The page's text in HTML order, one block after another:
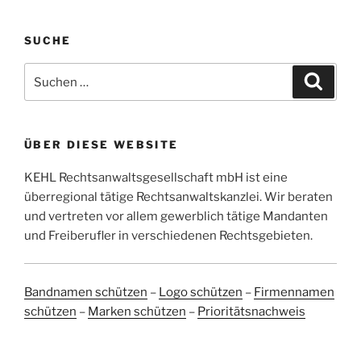
SUCHE
nach:
ÜBER DIESE WEBSITE
KEHL Rechtsanwaltsgesellschaft mbH ist eine
überregional tätige Rechtsanwaltskanzlei. Wir beraten
und vertreten vor allem gewerblich tätige Mandanten
und Freiberufler in verschiedenen Rechtsgebieten.
Bandnamen schützen – Logo schützen – Firmennamen
schützen – Marken schützen – Prioritätsnachweis